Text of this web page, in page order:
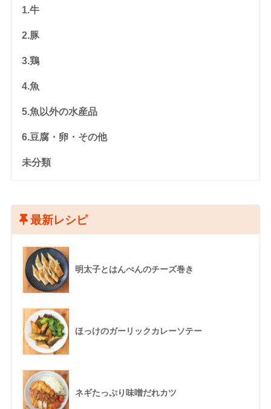
1.牛
2.豚
3.鶏
4.魚
5.魚以外の水産品
6.豆腐・卵・その他
未分類
最新レシピ
明太子とはんぺんのチーズ巻き
ほっけのガーリックカレーソテー
ネギたっぷり味噌だれカツ